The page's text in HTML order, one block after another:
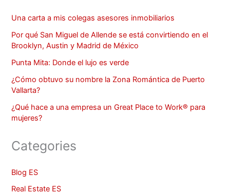
Una carta a mis colegas asesores inmobiliarios
Por qué San Miguel de Allende se está convirtiendo en el
Brooklyn, Austin y Madrid de México
Punta Mita: Donde el lujo es verde
¿Cómo obtuvo su nombre la Zona Romántica de Puerto
Vallarta?
¿Qué hace a una empresa un Great Place to Work® para
mujeres?
Categories
Blog ES
Real Estate ES